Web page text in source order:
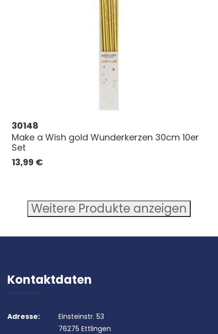
30148
Make a Wish gold Wunderkerzen 30cm 10er
Set
13,99 €
Weitere Produkte anzeigen
Kontaktdaten
Adresse:
Einsteinstr. 53
76275 Ettlingen